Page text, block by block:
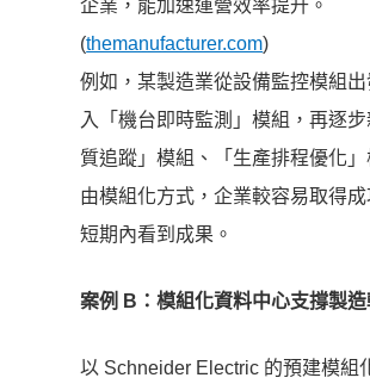
企業，能加速運營效率提升。
(themanufacturer.com)
例如，某製造業從設備監控模組
入「機台即時監測」模組，再逐
質追蹤」模組、「生產排程優化
由模組化方式，企業較容易取得
短期內看到成果。
案例 B ：模組化資料中心支撐製
以 Schneider Electric 的預建模組